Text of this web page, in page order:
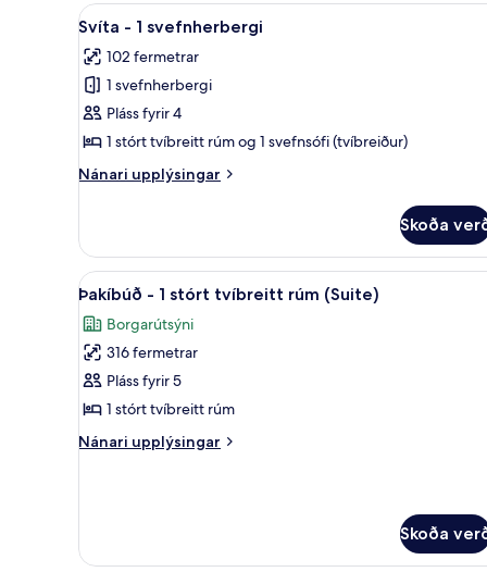
meðalstór
rúm
(Stadium
View)
Skoða
allar
myndir
fyrir
Svíta
-
1
svefnherbergi
Rúmföt af bestu gerð,
5
Svíta - 1 svefnherbergi
102 fermetrar
1 svefnherbergi
Pláss fyrir 4
1 stórt tvíbreitt rúm og 1 svefnsófi (tvíbreiður)
Nánari upplýsingar
Nánari
-
svefnherbergi
Skoða
Skoða
allar
myndir
fyrir
Þakíbúð
-
1
stórt
Þakíbúð - 1 stórt tvíbreitt
13
Þakíbúð - 1 stórt tvíbreitt rúm (Suite)
Borgarútsýni
316 fermetrar
Pláss fyrir 5
1 stórt tvíbreitt rúm
Nánari upplýsingar
Nánari
stórt
Skoða